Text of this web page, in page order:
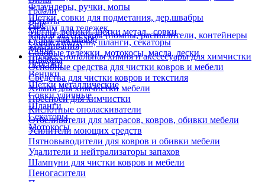
Флаундеры, ручки, мопы
Щетки, совки для подметания, дер.швабры
Отжим для тележек
Ручки для швабр
Мопы
Швабры
Грабли
Лопаты
Метлы, веники, щетки метал., совки
Опрыскиватели, шланги, секаторы
Садовые тележки, мотокосы, масла, лески
Черенки
Веники
Щетки металлические
Совки уличные
Шланги
Секаторы
Мотокосы
Еще
Тара и аксессуары (помпы, распылители, контейнеры
замачивания)
Профессиональная химия и акссесуары для химчистки
Основные средства для чистки ковров и мебели
Средства для чистки ковров и текстиля
Химия для химчистки мебели
Преспреи для химчистки
Кислотные ополаскиватели
Отбеливатели для матрасов, ковров, обивки мебели
Усилители моющих средств
Пятновыводители для ковров и обивки мебели
Удалители и нейтрализаторы запахов
Шампуни для чистки ковров и мебели
Пеногасители